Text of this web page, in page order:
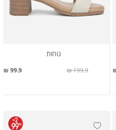
נוחות
99.9 ₪ 199.9 ₪